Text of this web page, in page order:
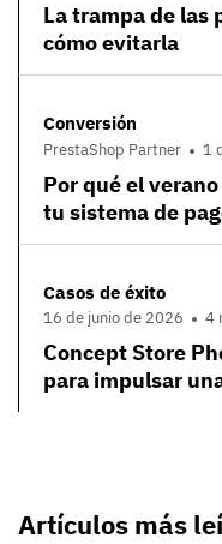
La trampa de las
cómo evitarla
Conversión
PrestaShop Partner 1
Por qué el
tu sistema de
Casos de éxito
16 de junio de 2026 4
Concept Store
para impulsar
Artículos más